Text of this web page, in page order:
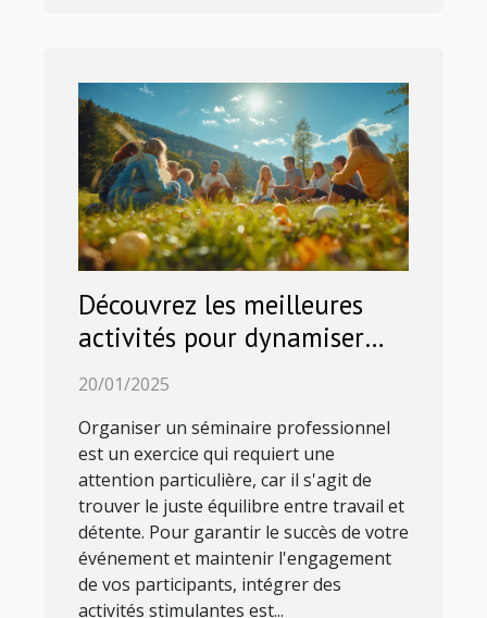
Découvrez les meilleures
activités pour dynamiser
votre séminaire
20/01/2025
Organiser un séminaire professionnel
est un exercice qui requiert une
attention particulière, car il s'agit de
trouver le juste équilibre entre travail et
détente. Pour garantir le succès de votre
événement et maintenir l'engagement
de vos participants, intégrer des
activités stimulantes est...